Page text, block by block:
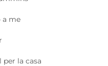
a me
la casa